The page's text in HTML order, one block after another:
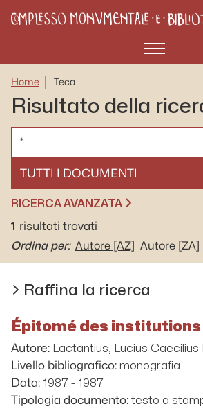
Menù
Home Teca
Risultato della
SELEZIONA UN DOCUMENTO
RICERCA AVANZATA
1 risultati trovati
Ordina per: Autore [AZ] Autore [ZA]
Raffina la ricerca
Épitomé des
Autore: Lactantius, Lucius Caecilius
Livello bibliografico: monografia
Data: 1987 - 1987
Tipologia documento: testo a